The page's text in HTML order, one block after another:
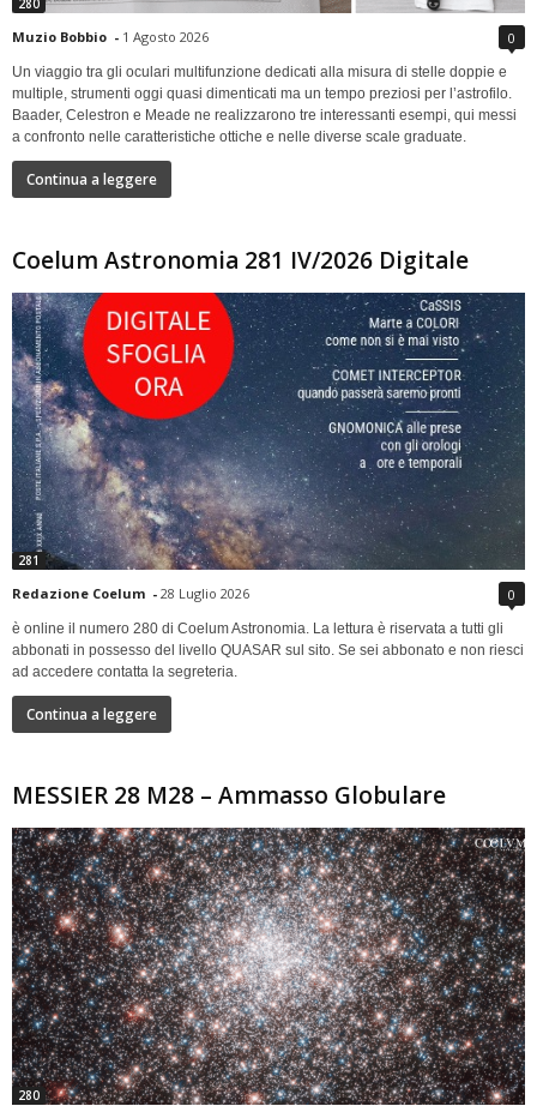
280
Muzio Bobbio - 1 Agosto 2026 0
Un viaggio tra gli oculari multifunzione dedicati alla misura di stelle doppie e
multiple, strumenti oggi quasi dimenticati ma un tempo preziosi per l’astrofilo.
Baader, Celestron e Meade ne realizzarono tre interessanti esempi, qui messi
a confronto nelle caratteristiche ottiche e nelle diverse scale graduate.
Continua a leggere
Coelum Astronomia 281 IV/2026 Digitale
281
Redazione Coelum - 28 Luglio 2026 0
è online il numero 280 di Coelum Astronomia. La lettura è riservata a tutti gli
abbonati in possesso del livello QUASAR sul sito. Se sei abbonato e non riesci
ad accedere contatta la segreteria.
Continua a leggere
MESSIER 28 M28 – Ammasso Globulare
280